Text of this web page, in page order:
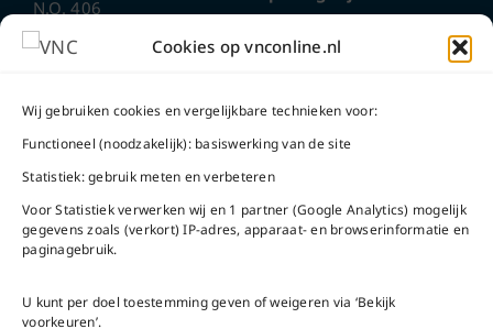
Cookies op vnconline.nl
Wij gebruiken cookies en vergelijkbare technieken voor:
Functioneel (noodzakelijk): basiswerking van de site
Statistiek: gebruik meten en verbeteren
Voor Statistiek verwerken wij en 1 partner (Google Analytics) mogelijk
gegevens zoals (verkort) IP-adres, apparaat- en browserinformatie en
paginagebruik.
U kunt per doel toestemming geven of weigeren via ‘Bekijk
voorkeuren’.
N.O. 406
1117 CL
Bel ons
Mail ons
ma t/m do
Na openingstijden
bereikbaar via
5020480